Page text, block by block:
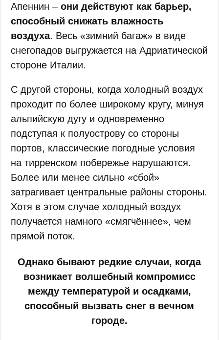
Апеннин –они действуют как барьер,
способный снижать влажность
воздуха. Весь «зимний багаж» в виде
снегопадов выгружается на Адриатической
стороне Италии.
С другой стороны, когда холодный воздух
проходит по более широкому кругу, минуя
альпийскую дугу и одновременно
подступая к полуострову со стороны
портов, классические погодные условия
на тирренском побережье нарушаются.
Более или менее сильно «сбой»
затрагивает центральные районы стороны.
Хотя в этом случае холодный воздух
получается намного «смягчённее», чем
прямой поток.
Однако бывают редкие случаи, когда
возникает волшебный компромисс
между температурой и осадками,
способный вызвать снег в вечном
городе.